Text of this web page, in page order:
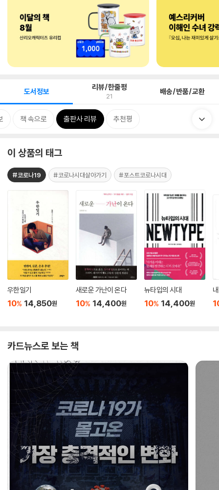
도서정보 리뷰/한줄평
21 배송/반품/교환
책 속으로 출판사 리뷰 추천평
이 상품의 태그
#코로나19 #코로나시대살아가기 #포스트코로나시대
우한일기
10% 14,850원
새로운 가난이 온다
10% 14,400원
뉴타입의 시대
10% 14,400원
카드뉴스로 보는 책